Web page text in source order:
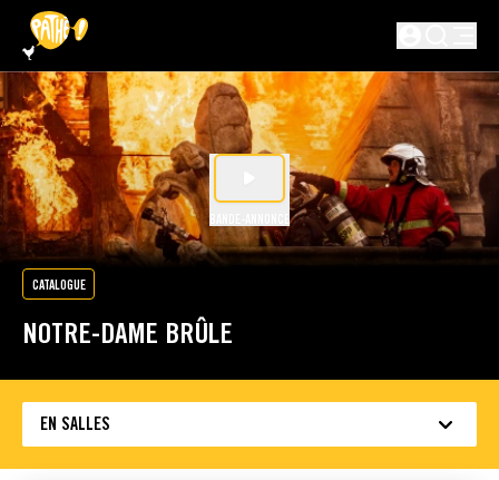
PASSER AU CONTENU PRINCIPAL
BANDE-ANNONCE
CATALOGUE
NOTRE-DAME BRÛLE
EN SALLES